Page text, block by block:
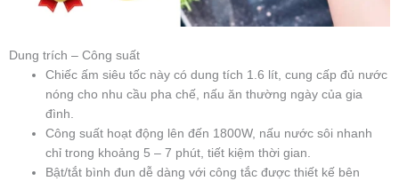
Dung trích – Công suất
Chiếc ấm siêu tốc này có dung tích 1.6 lít, cung cấp đủ nước
nóng cho nhu cầu pha chế, nấu ăn thường ngày của gia
đình.
Công suất hoạt động lên đến 1800W, nấu nước sôi nhanh
chỉ trong khoảng 5 – 7 phút, tiết kiệm thời gian.
Bật/tắt bình đun dễ dàng với công tắc được thiết kế bên